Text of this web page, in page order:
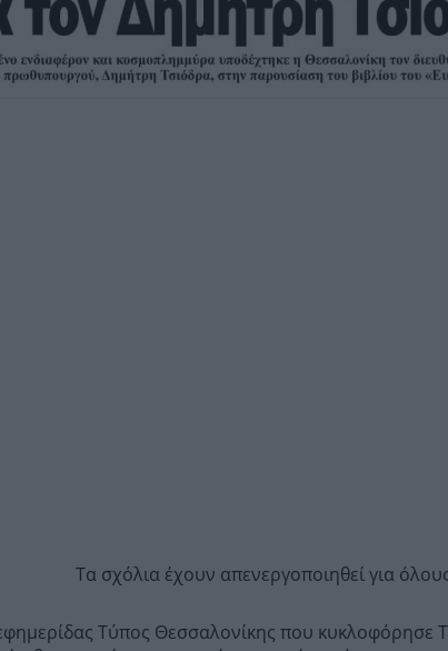
Τα σχόλια έχουν απενεργοποιηθεί για
Τύπος Θεσσαλονίκης που κυκλοφόρησε